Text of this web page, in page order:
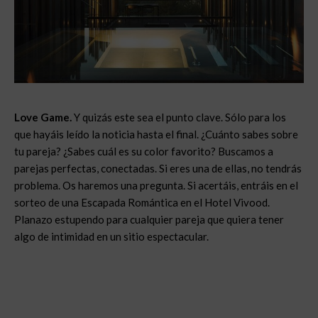
Love Game.Y quizás este sea el punto clave. Sólo para los
que hayáis leído la noticia hasta el final. ¿Cuánto sabes sobre
tu pareja? ¿Sabes cuál es su color favorito? Buscamos a
parejas perfectas, conectadas. Si eres una de ellas, no tendrás
problema. Os haremos una pregunta. Si acertáis, entráis en el
sorteo de una Escapada Romántica en el Hotel Vivood.
Planazo estupendo para cualquier pareja que quiera tener
algo de intimidad en un sitio espectacular.